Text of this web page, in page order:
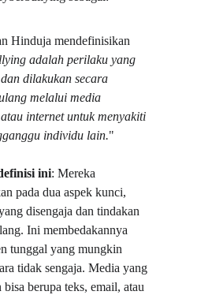
Hinduja mendefinisikan
adalah perilaku yang
dilakukan secara
melalui media
internet untuk menyakiti
individu lain."
ini: Mereka
pada dua aspek kunci,
disengaja dan tindakan
Ini membedakannya
tunggal yang mungkin
tidak sengaja. Media yang
bisa berupa teks, email, atau